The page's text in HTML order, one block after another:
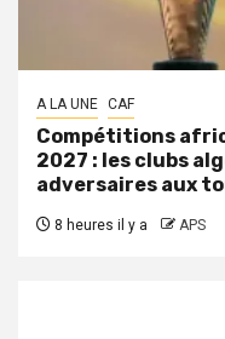
A LA UNE CAF
Compétitions
2027 : les clubs
adversaires aux
8 heures il y a APS